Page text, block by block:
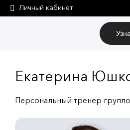
Личный кабинет
Екатерина
Персональный тренер